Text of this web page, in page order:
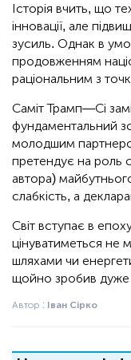
Історія вчить, що
інновації, але
зусиль. Однак в
продовженням
раціональним з
Саміт Трамп—Сі
фундаментальний
молодшим партнером
претендує на роль
автора)
слабкість, а
Світ вступає в
цінуватиметься не
шляхами чи
щойно зробив дуже
Автор : Іван Сірко